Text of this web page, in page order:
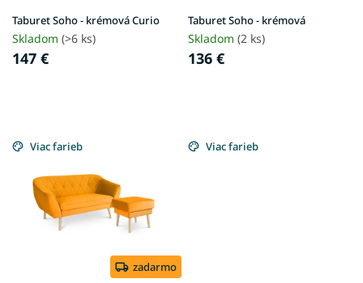
u
k
t
o
Taburet Soho - krémová Curio
Skladom (>6 ks)
147 €
Taburet Soho - krémová
Skladom (2 ks)
136 €
Viac farieb
zadarmo
Viac farieb